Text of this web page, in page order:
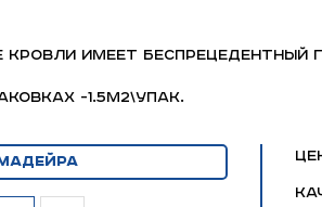
кровли имеет беспрецедентный
-1.5м2\упак.